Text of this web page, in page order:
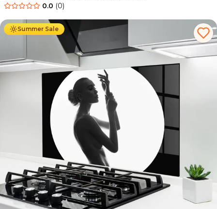
0.0 (0)
Summer Sale
Ab 69.90 € 34.90